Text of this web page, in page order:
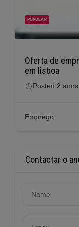
POPULAR
Oferta de
em lisboa
Posted 2
Emprego
Contactar o